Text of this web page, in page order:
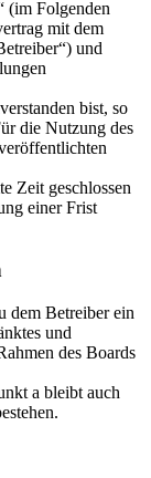
(im Folgenden
mit dem
und
bist, so
die Nutzung des
Zeit geschlossen
einer Frist
dem Betreiber ein
und
des Boards
a bleibt auch